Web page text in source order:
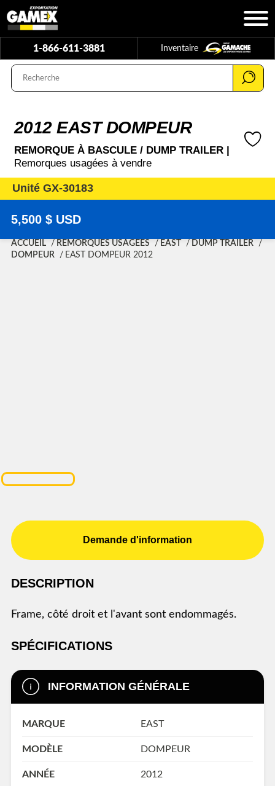
1-866-611-3881 Inventaire
2012 EAST DOMPEUR
REMORQUE À BASCULE / DUMP TRAILER |
Remorques usagées à vendre
Unité GX-30183
5,500 $ USD
ACCUEIL REMORQUES USAGÉES EAST
DUMP TRAILER
DOMPEUR
EAST DOMPEUR 2012
Demande d'information
DESCRIPTION
frame, côté droit et l'avant sont endommagés.
SPÉCIFICATIONS
INFORMATION GÉNÉRALE
MARQUE EAST
MODÈLE DOMPEUR
ANNÉE 2012